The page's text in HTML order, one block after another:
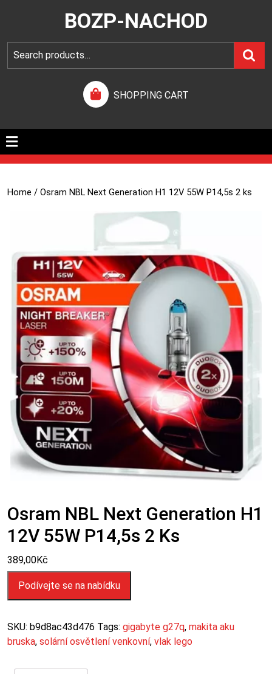
BOZP-NACHOD
SHOPPING CART
Home / Osram NBL Next Generation H1 12V 55W P14,5s 2 ks
Osram NBL Next Generation H1
12V 55W P14,5s 2 Ks
389,00Kč
Podívejte se na nabídku
SKU: b9d8ac43d476 Tags: gigabyte g27q, makita aku
bruska, solární osvětlení venkovní, vlak lego